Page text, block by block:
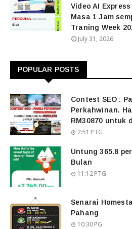
Video AI
Masa 1 Jam
Traning Week
July 31, 2026
POPULAR POSTS
Contest SEO :
Perkahwinan.
RM30870 untuk
2:51 PTG
Untung 365.8
Bulan
11:12 PTG
Senarai
Pahang
10:30 PG